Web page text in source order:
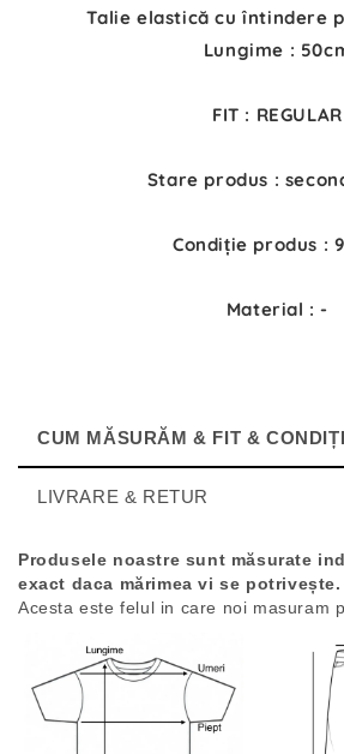
Talie elastică cu întindere
Lungime :
FIT : REGULAR
Stare produs :
Condiție produs :
Material : -
CUM MĂSURĂM & FIT &
Produsele noastre sunt măsurate
exact daca mărimea vi se potrivește.
Acesta este felul in care noi masuram
LIVRARE & RETUR